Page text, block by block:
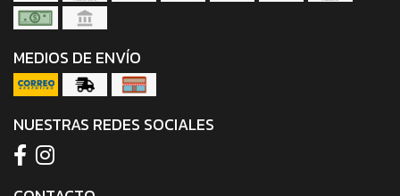
MEDIOS DE ENVÍO
NUESTRAS REDES SOCIALES